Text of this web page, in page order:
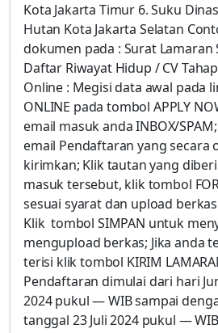
Kota Jakarta Timur 6. Suku
Hutan Kota Jakarta Selatan
dokumen pada : Surat Lamaran
Daftar Riwayat Hidup / CV
Online : Megisi data awal pada
ONLINE pada tombol APPLY
email masuk anda INBOX/
email Pendaftaran yang secara
kirimkan; Klik tautan yang
masuk tersebut, klik tombol
sesuai syarat dan upload
Klik tombol SIMPAN untuk
mengupload berkas; Jika anda
terisi klik tombol KIRIM
Pendaftaran dimulai dari hari
2024 pukul — WIB sampai
tanggal 23 Juli 2024 pukul —